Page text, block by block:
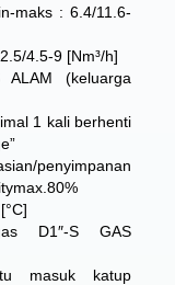
maks : 6.4/11.6-
4.5-9 [Nm³/h]
(keluarga
1 kali berhenti
penyimpanan
D1″-S GAS
masuk katup